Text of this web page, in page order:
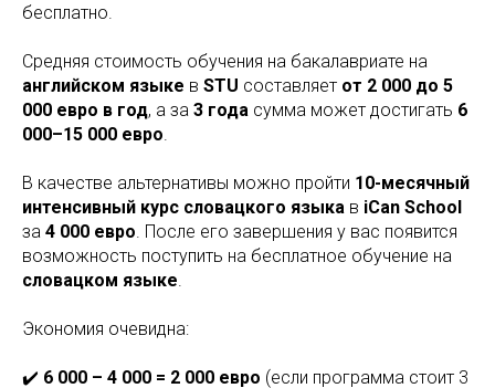
бесплатно.
Средняя стоимость обучения на бакалавриате на
английском языке в STU составляет от 2 000 до 5
000 евро в год, а за 3 года сумма может достигать 6
000–15 000 евро
В качестве альтернативы можно пройти 10-месячный
интенсивный курс словацкого языка в iCan School
за 4 000 евро . После его завершения у вас появится
возможность поступить на бесплатное обучение на
словацком языке
Экономия очевидна:
✔️ 6 000 – 4 000 = 2 000 евро (если программа стоит 3